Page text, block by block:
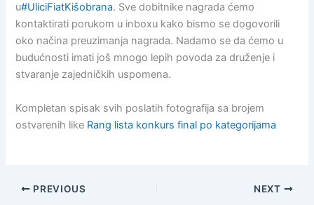
u‪#‎UliciFiatKišobrana‬. Sve dobitnike nagrada ćemo
kontaktirati porukom u inboxu kako bismo se dogovorili
oko načina preuzimanja nagrada. Nadamo se da ćemo u
budućnosti imati još mnogo lepih povoda za druženje i
stvaranje zajedničkih uspomena.
Kompletan spisak svih poslatih fotografija sa brojem
ostvarenih like Rang lista konkurs final po kategorijama
PREVIOUS NEXT